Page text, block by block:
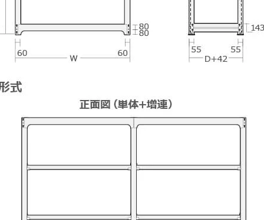
ールラック3台以上の場合、見積書にてお値引き保証いたします！
も大量導入でも無料お見積・ご注文を受け付けております(安心保証
無料お見積する